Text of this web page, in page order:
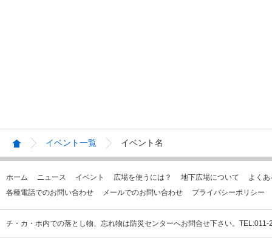
イベント一覧 イベント名
ホーム ニュース イベント 広場を使うには？ 地下広場について
よく
各種電話でのお問い合わせ
メールでのお問い合わせ プライバシーポリシー
チ・カ・ホ内での落とし物、忘れ物は防災センターへお問合せ下さい。